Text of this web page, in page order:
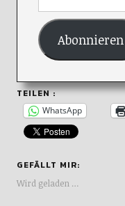
Abonnieren
TEILEN :
WhatsApp
GEFÄLLT MIR:
Wird geladen …